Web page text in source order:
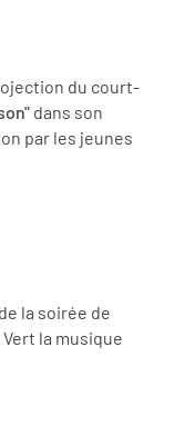
du court-
dans son
par les jeunes
la soirée de
la musique